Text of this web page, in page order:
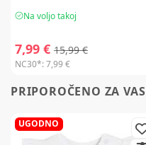
Na voljo takoj
7,99 € 15,99 €
NC30*:7,99 €
PRIPOROČENO ZA VAS
UGODNO